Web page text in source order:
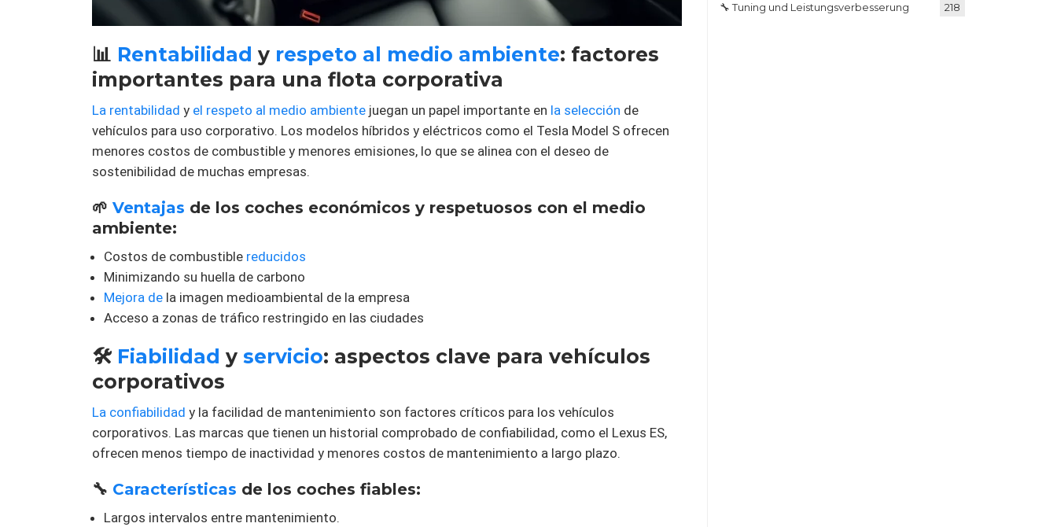
📊 Rentabilidad y respeto al medio ambiente: factores
importantes para una flota corporativa
La rentabilidad y el respeto al medio ambiente juegan un papel importante en la selección de
vehículos para uso corporativo. Los modelos híbridos y eléctricos como el Tesla Model S ofrecen
menores costos de combustible y menores emisiones, lo que se alinea con el deseo de
sostenibilidad de muchas empresas.
🌱 Ventajas de los coches económicos y respetuosos con el medio
ambiente:
Costos de combustible reducidos
Minimizando su huella de carbono
Mejora de la imagen medioambiental de la empresa
Acceso a zonas de tráfico restringido en las ciudades
🛠️ Fiabilidad y servicio: aspectos clave para vehículos
corporativos
La confiabilidad y la facilidad de mantenimiento son factores críticos para los vehículos
corporativos. Las marcas que tienen un historial comprobado de confiabilidad, como el Lexus ES,
ofrecen menos tiempo de inactividad y menores costos de mantenimiento a largo plazo.
🔧 Características de los coches fiables:
Largos intervalos entre mantenimiento.
🔧 Tuning und Leistungsverbesserung 218